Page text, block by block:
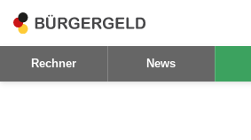
Zum
Inhalt
Rechner News